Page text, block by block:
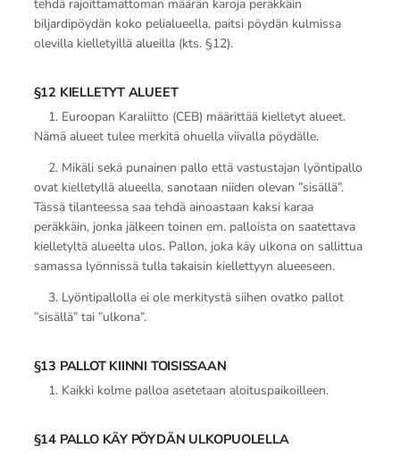
tehdä rajoittamattoman määrän karoja peräkkäin
biljardipöydän koko pelialueella, paitsi pöydän kulmissa
olevilla kielletyillä alueilla (kts. §12).
§12 KIELLETYT ALUEET
1. Euroopan Karaliitto (CEB) määrittää kielletyt alueet.
Nämä alueet tulee merkitä ohuella viivalla pöydälle.
2. Mikäli sekä punainen pallo että vastustajan lyöntipallo
ovat kielletyllä alueella, sanotaan niiden olevan ”sisällä”.
Tässä tilanteessa saa tehdä ainoastaan kaksi karaa
peräkkäin, jonka jälkeen toinen em. palloista on saatettava
kielletyltä alueelta ulos. Pallon, joka käy ulkona on sallittua
samassa lyönnissä tulla takaisin kiellettyyn alueeseen.
3. Lyöntipallolla ei ole merkitystä siihen ovatko pallot
”sisällä” tai ”ulkona”.
§13 PALLOT KIINNI TOISISSAAN
1. Kaikki kolme palloa asetetaan aloituspaikoilleen.
§14 PALLO KÄY PÖYDÄN ULKOPUOLELLA